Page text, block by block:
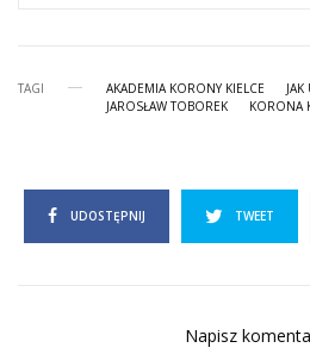
TAGI AKADEMIA KORONY KIELCE
JAROSŁAW TOBOREK
KORONA
UDOSTĘPNIJ TWEET
Napisz